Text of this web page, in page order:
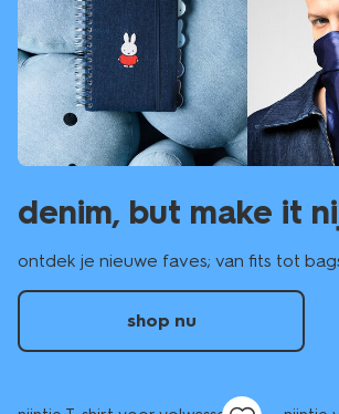
denim, but make it
ontdek je nieuwe faves; van fits tot
shop nu